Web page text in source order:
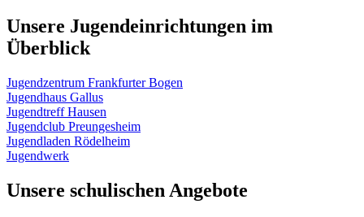
Unsere Jugendeinrichtungen im
Überblick
Jugendzentrum Frankfurter Bogen
Jugendhaus Gallus
Jugendtreff Hausen
Jugendclub Preungesheim
Jugendladen Rödelheim
Jugendwerk
Unsere schulischen Angebote